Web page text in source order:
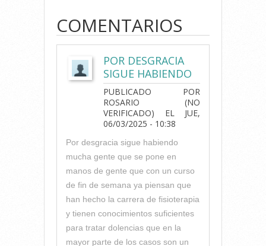
COMENTARIOS
POR DESGRACIA
SIGUE HABIENDO
PUBLICADO POR
ROSARIO (NO
VERIFICADO) EL JUE,
06/03/2025 - 10:38
Por desgracia sigue habiendo
mucha gente que se pone en
manos de gente que con un curso
de fin de semana ya piensan que
han hecho la carrera de fisioterapia
y tienen conocimientos suficientes
para tratar dolencias que en la
mayor parte de los casos son un